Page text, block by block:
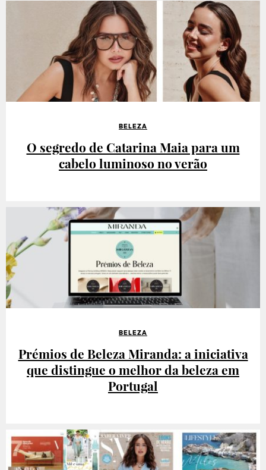
BELEZA
O segredo de Catarina Maia para um
cabelo luminoso no verão
BELEZA
Prémios de Beleza Miranda: a iniciativa
que distingue o melhor da beleza em
Portugal